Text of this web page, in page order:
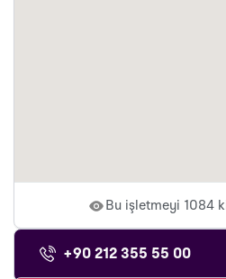
Bu işletmeyi 1084
+90 212 355 55 00